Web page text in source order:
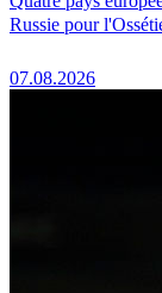
Russie pour
07.08.2026